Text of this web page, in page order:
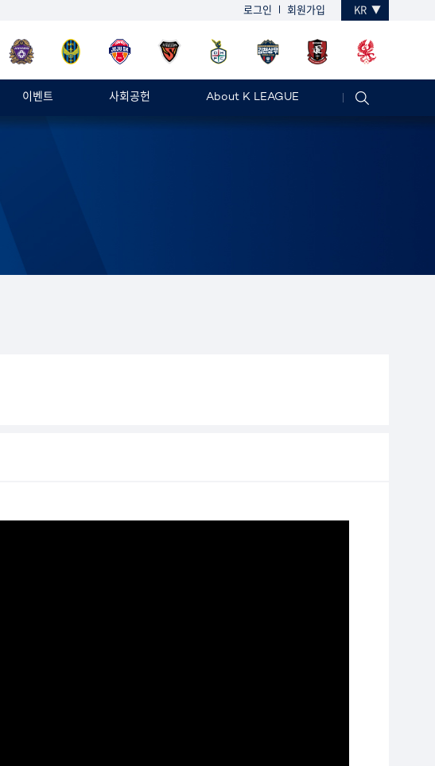
로그인 회원가입 KR
이벤트 사회공헌 About K LEAGUE